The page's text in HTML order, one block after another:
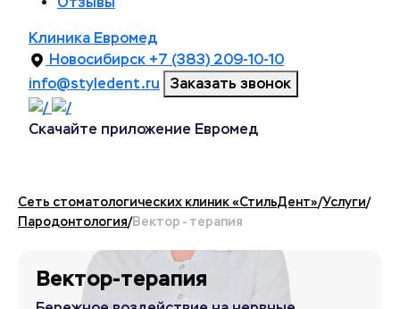
Клиника Евромед
Новосибирск +7 (383) 209-10-10
info@styledent.ru
Заказать звонок
Скачайте приложение Евромед
Сеть стоматологических клиник «СтильДент»/Услуги/
Пародонтология/Вектор - терапия
Вектор-терапия